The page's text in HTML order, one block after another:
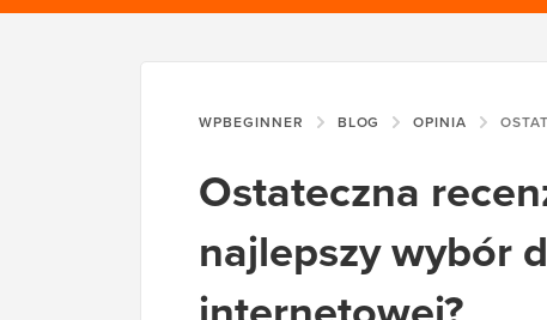
WPBEGINNER BLOG OPINIA OSTATECZNA RECENZJA
Ostateczna
najlepszy wybór